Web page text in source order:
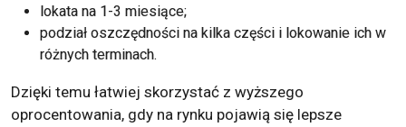
lokata na 1-3 miesiące;
podział oszczędności na kilka części i lokowanie ich w
różnych terminach.
Dzięki temu łatwiej skorzystać z wyższego
oprocentowania, gdy na rynku pojawią się lepsze